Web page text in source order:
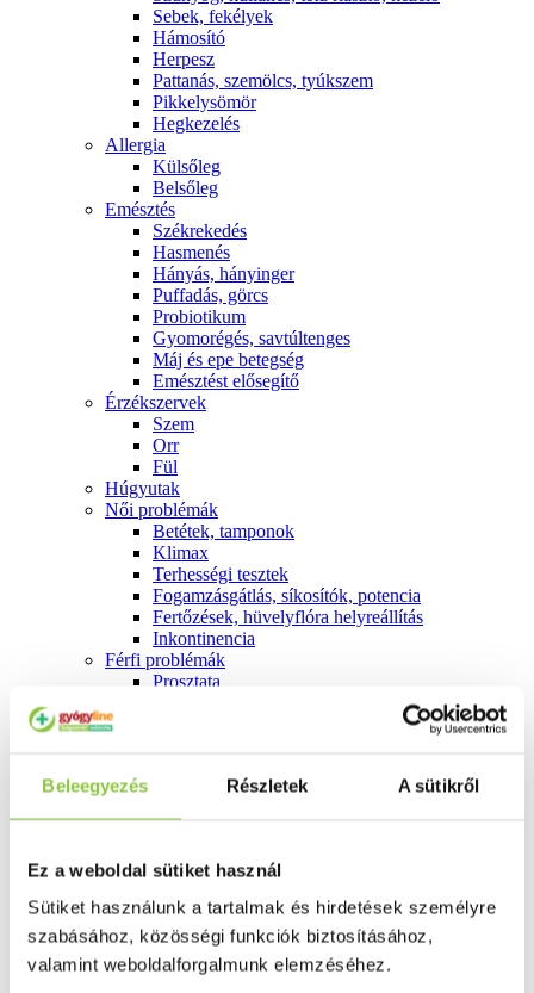
Beleegyezés Részletek A sütikről
Ez a weboldal sütiket használ
Sütiket használunk a tartalmak és hirdetések személyre
szabásához, közösségi funkciók biztosításához,
valamint weboldalforgalmunk elemzéséhez.
Sebek, fekélyek
Hámosító
Herpesz
Pattanás, szemölcs, tyúkszem
Pikkelysömör
Hegkezelés
Allergia
Külsőleg
Belsőleg
Emésztés
Székrekedés
Hasmenés
Hányás, hányinger
Puffadás, görcs
Probiotikum
Gyomorégés, savtúltenges
Máj és epe betegség
Emésztést elősegítő
Érzékszervek
Szem
Orr
Fül
Húgyutak
Női problémák
Betétek, tamponok
Klimax
Terhességi tesztek
Fogamzásgátlás, síkosítók, potencia
Fertőzések, hüvelyflóra helyreállítás
Inkontinencia
Férfi problémák
Prosztata
Szív és érrrendszer
Koleszterinszint csökkentők, omega 3
Fogkrém
Szájvíz
Fogkefe
Fogselyem
Műfogsor ápolás
Fogfehérítés